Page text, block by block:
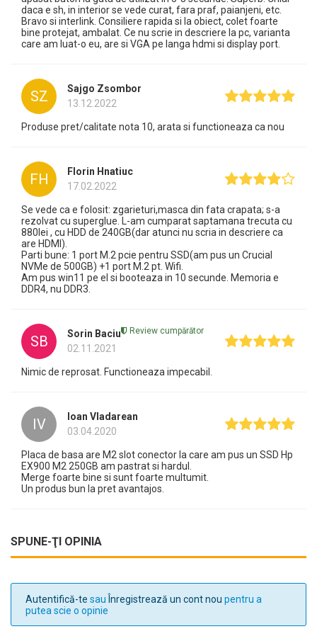
daca e sh, in interior se vede curat, fara praf, paianjeni, etc.
Bravo si interlink. Consiliere rapida si la obiect, colet foarte
bine protejat, ambalat. Ce nu scrie in descriere la pc, varianta
care am luat-o eu, are si VGA pe langa hdmi si display port.
SZ
Sajgo Zsombor
13.12.2022
Produse pret/calitate nota 10, arata si functioneaza ca nou
FH
Florin Hnatiuc
17.02.2022
Se vede ca e folosit: zgarieturi,masca din fata crapata; s-a
rezolvat cu superglue. L-am cumparat saptamana trecuta cu
880lei , cu HDD de 240GB(dar atunci nu scria in descriere ca
are HDMI).
Parti bune: 1 port M.2 pcie pentru SSD(am pus un Crucial
NVMe de 500GB) +1 port M.2 pt. Wifi.
Am pus win11 pe el si booteaza in 10 secunde. Memoria e
DDR4, nu DDR3.
SB
Sorin Baciu
02.11.2021
Review cumpărător
Nimic de reprosat. Functioneaza impecabil.
IV
Ioan Vladarean
03.04.2020
Placa de basa are M2 slot conector la care am pus un SSD Hp
EX900 M2 250GB am pastrat si hardul.
Merge foarte bine si sunt foarte multumit.
Un produs bun la pret avantajos.
SPUNE-ŢI OPINIA
Autentifică-te sau Înregistrează un cont nou pentru a
putea scie o opinie